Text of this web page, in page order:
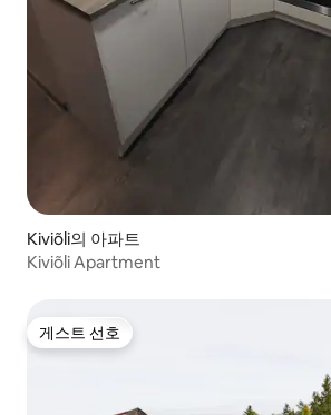
Kiviõli의 아파트
Kiviõli Apartment
게스트 선호
게스트 선호